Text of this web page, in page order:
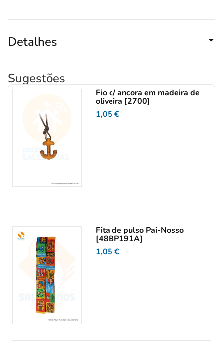
Detalhes
Sugestões
Fio c/ ancora em madeira de
oliveira [2700]
1,05€
Fita de pulso Pai-Nosso
[48BP191A]
1,05€